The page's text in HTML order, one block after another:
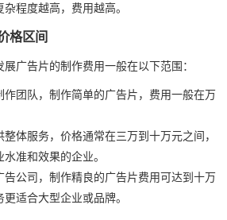
程度越高，费用越高。
格区间
广告片的制作费用一般在以下范围：
作团队，制作简单的广告片，费用一般在万
体服务，价格通常在三万到十万元之间，
准和效果的企业。
告公司，制作精良的广告片费用可达到十万
适合大型企业或品牌。